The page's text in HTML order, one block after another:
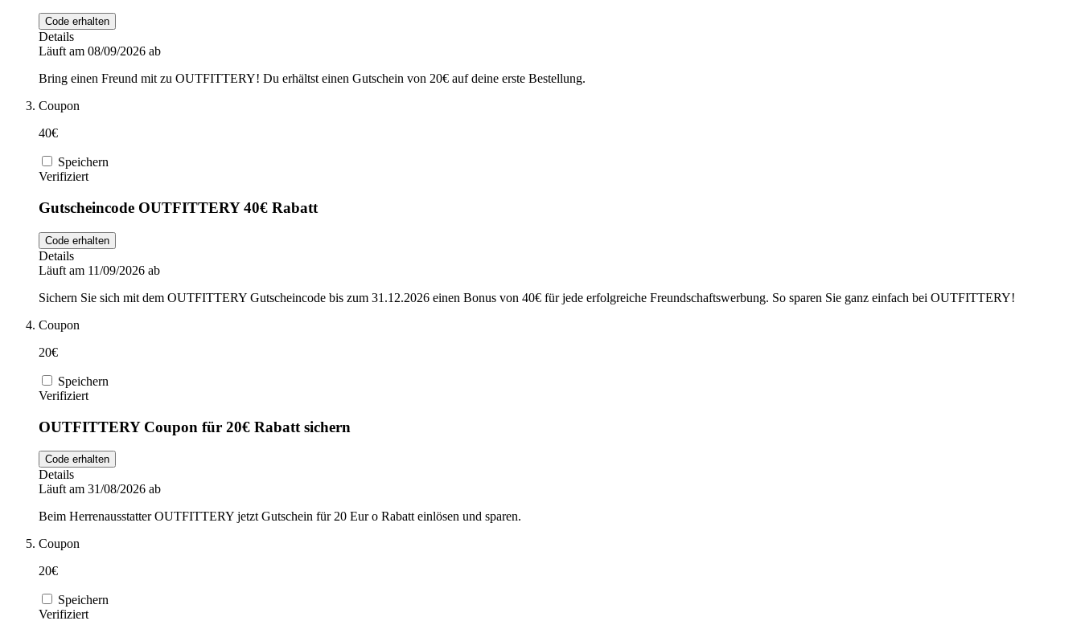
Code erhalten
Details
Läuft am 08/09/2026 ab
Bring einen Freund mit zu OUTFITTERY! Du erhältst einen Gutschein von 20€ auf deine erste Bestellung.
Coupon
40€
Speichern
Verifiziert
Gutscheincode OUTFITTERY 40€ Rabatt
Code erhalten
Details
Läuft am 11/09/2026 ab
Sichern Sie sich mit dem OUTFITTERY Gutscheincode bis zum 31.12.2026 einen Bonus von 40€ für jede erfolgreiche Freundschaftswerbung. So sparen Sie ganz einfach bei OUTFITTERY!
Coupon
20€
Speichern
Verifiziert
OUTFITTERY Coupon für 20€ Rabatt sichern
Code erhalten
Details
Läuft am 31/08/2026 ab
Beim Herrenausstatter OUTFITTERY jetzt Gutschein für 20 Eur o Rabatt einlösen und sparen.
Coupon
20€
Speichern
Verifiziert